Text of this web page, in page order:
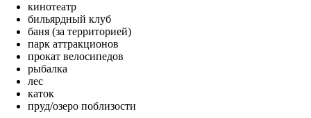
кинотеатр
бильярдный клуб
баня (за территорией)
парк аттракционов
прокат велосипедов
рыбалка
лес
каток
пруд/озеро поблизости